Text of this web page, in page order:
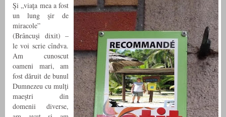
Şi „viaţa mea a fost
un lung şir de
miracole”
(Brâncuşi dixit) –
le voi scrie cîndva.
Am cunoscut
oameni mari, am
fost dăruit de bunul
Dumnezeu cu mulţi
maeştri din
domenii diverse,